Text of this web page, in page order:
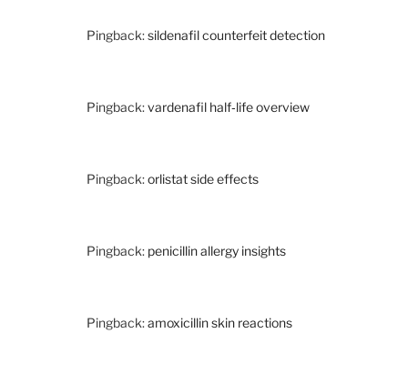
Pingback:sildenafil counterfeit detection
Pingback:vardenafil half‑life overview
Pingback:orlistat side effects
Pingback: penicillin allergy insights
Pingback:amoxicillin skin reactions